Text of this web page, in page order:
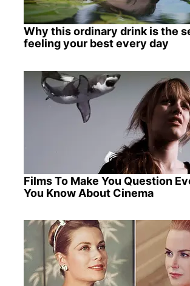
Why this ordinary drink is the
feeling your best every day
Films To Make You Question
You Know About Cinema